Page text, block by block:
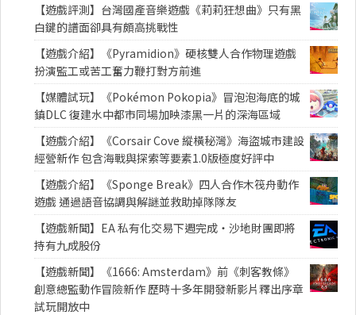
【遊戲評測】台灣國產音樂遊戲《莉莉狂想曲》只有黑
白鍵的譜面卻具有頗高挑戰性
【遊戲介紹】《Pyramidion》硬核雙人合作物理遊戲
扮演監工或苦工奮力鞭打對方前進
【媒體試玩】《Pokémon Pokopia》冒泡泡海底的城
鎮DLC 復建水中都市同場加映漆黑一片的深海區域
【遊戲介紹】《Corsair Cove 縱橫秘灣》海盜城市建設
經營新作 包含海戰與探索等要素1.0版極度好評中
【遊戲介紹】《Sponge Break》四人合作木筏舟動作
遊戲 通過語音協調與解謎並救助掉隊隊友
【遊戲新聞】EA 私有化交易下週完成・沙地財團即將
持有九成股份
【遊戲新聞】《1666: Amsterdam》前《刺客教條》
創意總監動作冒險新作 歷時十多年開發新影片釋出序章
試玩開放中